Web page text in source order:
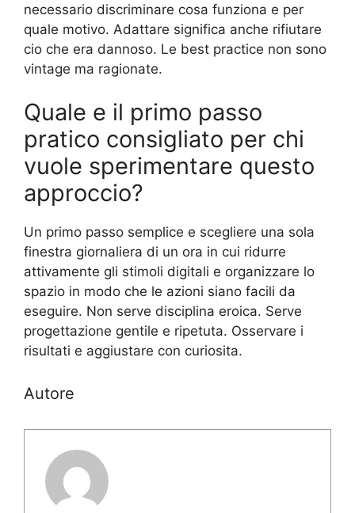
necessario discriminare cosa funziona e per
quale motivo. Adattare significa anche rifiutare
cio che era dannoso. Le best practice non sono
vintage ma ragionate.
Quale e il primo passo
pratico consigliato per chi
vuole sperimentare questo
approccio?
Un primo passo semplice e scegliere una sola
finestra giornaliera di un ora in cui ridurre
attivamente gli stimoli digitali e organizzare lo
spazio in modo che le azioni siano facili da
eseguire. Non serve disciplina eroica. Serve
progettazione gentile e ripetuta. Osservare i
risultati e aggiustare con curiosita.
Autore